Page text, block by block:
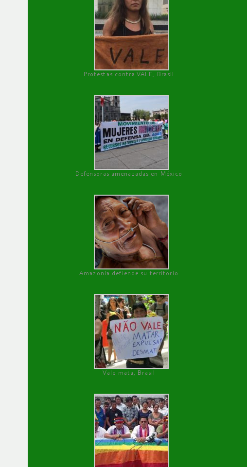
Protestas contra VALE, Brasil
Defensoras amenazadas en México
Amazonía defiende su territorio
Vale mata, Brasil